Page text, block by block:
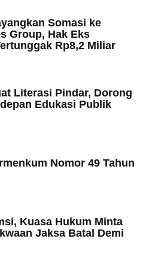
Somasi ke
Group, Hak Eks
Rp8,2 Miliar
Literasi Pindar, Dorong
Edukasi Publik
Nomor 49 Tahun
Kuasa Hukum Minta
Jaksa Batal Demi